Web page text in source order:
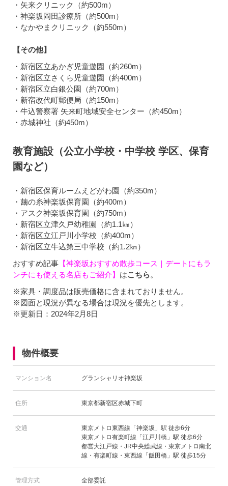
・矢来クリニック（約500m）
・神楽坂岡田診療所（約500m）
・なかやまクリニック（約550m）
【その他】
・新宿区立あかぎ児童遊園（約260m）
・新宿区立さくら児童遊園（約400m）
・新宿区立白銀公園（約700m）
・新宿改代町郵便局（約150m）
・牛込警察署 矢来町地域安全センター（約450m）
・赤城神社（約450m）
教育施設（公立小学校・中学校 学区、保育
園など）
・新宿区保育ルームえどがわ園（約350m）
・繭の糸神楽坂保育園（約400m）
・アスク神楽坂保育園（約750m）
・新宿区立津久戸幼稚園（約1.1㎞）
・新宿区立江戸川小学校（約400m）
・新宿区立牛込第三中学校（約1.2㎞）
おすすめ記事 【神楽坂おすすめ散歩コース｜デートにもラ
ンチにも使える名店もご紹介】 はこちら。
※家具・調度品は販売価格に含まれておりません。
※図面と現況が異なる場合は現況を優先とします。
※更新日：2024年2月8日
物件概要
マンション名 グランシャリオ神楽坂
住所 東京都新宿区赤城下町
交通
東京メトロ東西線「神楽坂」駅 徒歩6分
東京メトロ有楽町線「江戸川橋」駅 徒歩6分
都営大江戸線・JR中央総武線・東京メトロ南北
線・有楽町線・東西線「飯田橋」駅 徒歩15分
管理方式 全部委託